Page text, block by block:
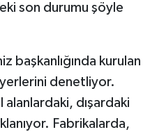
son durumu şöyle
başkanlığında kurulan
denetliyor.
alanlardaki, dışardaki
Fabrikalarda,